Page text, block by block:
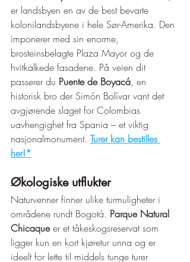
er landsbyen en av de best bevarte
kolonilandsbyene i hele Sør-Amerika. Den
imponerer med sin enorme,
brosteinsbelagte Plaza Mayor og de
hvitkalkede fasadene. På veien dit
passerer du Puente de Boyacá, en
historisk bro der Simón Bolívar vant det
avgjørende slaget for Colombias
uavhengighet fra Spania – et viktig
nasjonalmonument. Turer kan bestilles
her!*
Økologiske utflukter
Naturvenner finner ulike turmuligheter i
områdene rundt Bogotá. Parque Natural
Chicaque er et tåkeskogsreservat som
ligger kun en kort kjøretur unna og er
ideelt for lette til middels tunge turer